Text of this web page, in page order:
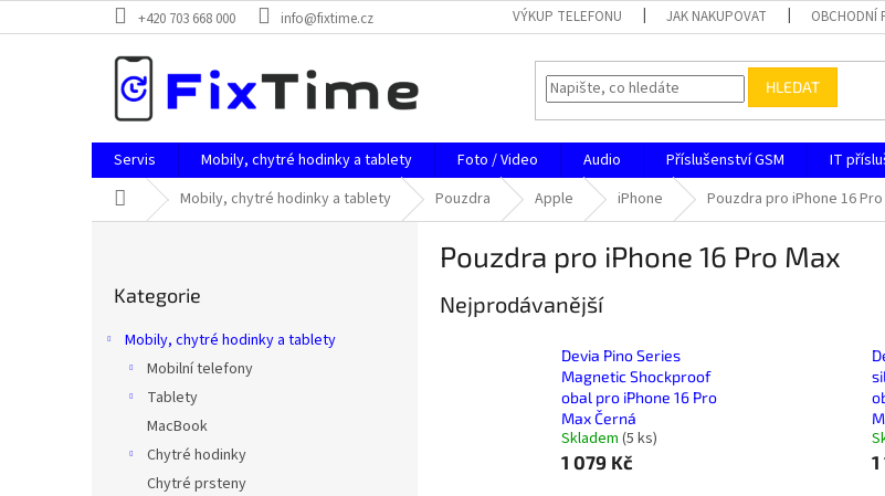
na
+420 703 668 000 info@fixtime.cz VÝKUP TELEFONU JAK NAKUPOVAT OBCHODNÍ
HLEDAT
Servis Mobily, chytré hodinky a tablety Foto / Video Audio Příslušenství GSM IT
Domů Mobily, chytré hodinky a tablety Pouzdra Apple iPhone Pouzdra pro iPhone 16 Pro
kategorie
Kategorie
Mobily, chytré hodinky a tablety
Mobilní telefony
Tablety
MacBook
Chytré hodinky
Chytré prsteny
Pouzdra pro iPhone 16 Pro Max
Nejprodávanější
Devia Pino Series
Magnetic Shockproof
obal pro iPhone 16 Pro
Max Černá
Skladem (5 ks)
1 079 Kč
1